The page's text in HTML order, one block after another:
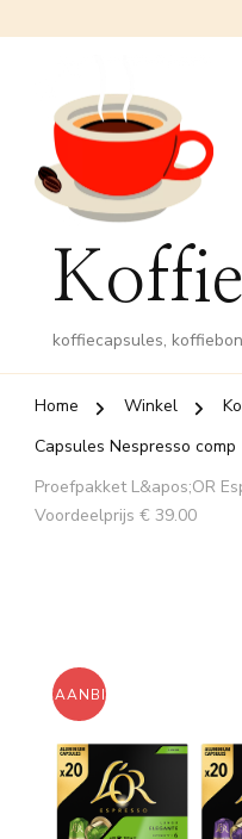
koffiecapsules,
Home Winkel
Capsules Nespresso comp
Proefpakket L&apos;OR
Voordeelprijs € 39.00
AANBIEDING!